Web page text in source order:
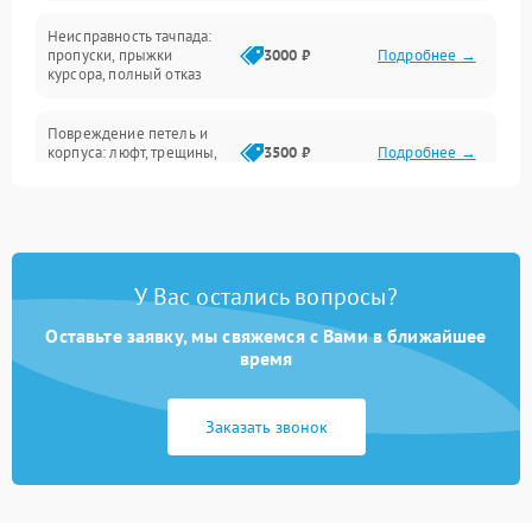
Сеть и интернет
Неисправность тачпада:
пропуски, прыжки
курсора, полный отказ
3000 ₽ Подробнее →
Повреждение петель и
корпуса: люфт, трещины,
3500 ₽ Подробнее →
быстрая разрядка,
2500 ₽ Подробнее →
Неисправность зарядного
питания
2000 ₽ Подробнее →
неисправности кулера
У Вас остались вопросы?
Оставьте заявку, мы свяжемся с Вами в ближайшее
время
Заказать звонок